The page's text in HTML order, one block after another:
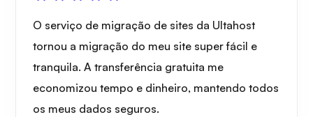
O serviço de migração de sites da Ultahost
tornou a migração do meu site super fácil e
tranquila. A transferência gratuita me
economizou tempo e dinheiro, mantendo todos
os meus dados seguros.